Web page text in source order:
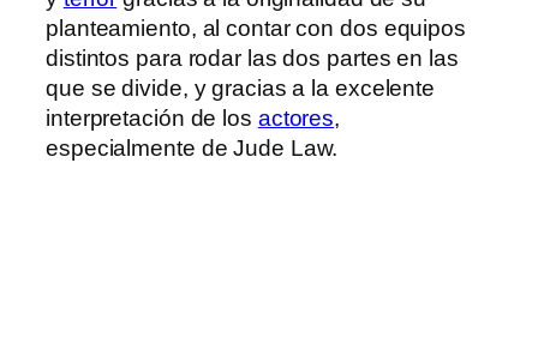
planteamiento, al contar con dos equipos
distintos para rodar las dos partes en las
que se divide, y gracias a la excelente
interpretación de los actores,
especialmente de Jude Law.